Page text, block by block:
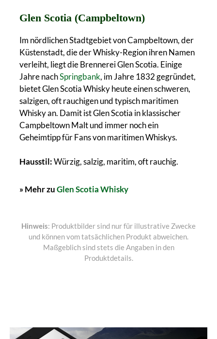
Glen Scotia (Campbeltown)
Im nördlichen Stadtgebiet von Campbeltown, der
Küstenstadt, die der Whisky-Region ihren Namen
verleiht, liegt die Brennerei Glen Scotia. Einige
Jahre nachSpringbank, im Jahre 1832 gegründet,
bietet Glen Scotia Whisky heute einen schweren,
salzigen, oft rauchigen und typisch maritimen
Whisky an. Damit ist Glen Scotia in klassischer
Campbeltown Malt und immer noch ein
Geheimtipp für Fans von maritimen Whiskys.
Hausstil:Würzig, salzig, maritim, oft rauchig.
» Mehr zuGlen Scotia Whisky
Hinweis: Produktbilder sind nur für illustrative Zwecke
und können vom tatsächlichen Produkt abweichen.
Maßgeblich sind stets die Angaben in den
Produktdetails.